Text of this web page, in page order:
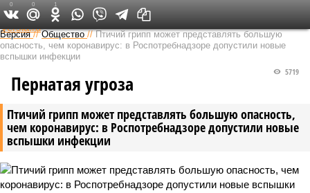
Федеральный выпуск
Версия //Общество //Птичий грипп может представлять большую
опасность, чем коронавирус: в Роспотребнадзоре допустили новые
вспышки инфекции
Птичий грипп может представлять большую опасность,
чем коронавирус: в Роспотребнадзоре допустили новые
вспышки инфекции
5719
Пернатая угроза
0 0 1